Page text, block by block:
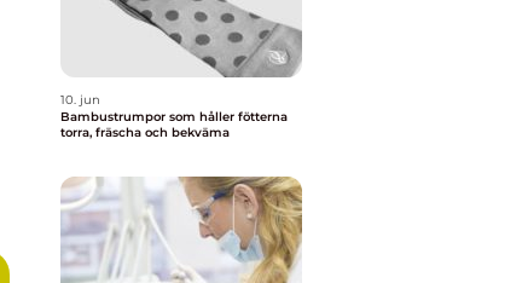
10. jun
Bambustrumpor som håller fötterna
torra, fräscha och bekväma